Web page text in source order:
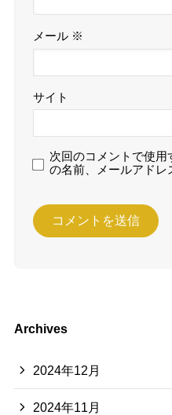
メール ※
サイト
次回のコメントで使
の名前、メールアドレ
Archives
2024年12月
2024年11月